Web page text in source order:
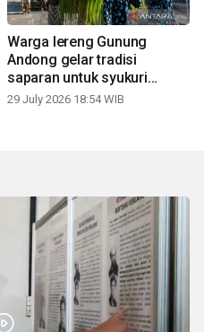
Warga lereng Gunung
Andong gelar tradisi
saparan untuk syukuri
panen
29 July 2026 18:54 WIB